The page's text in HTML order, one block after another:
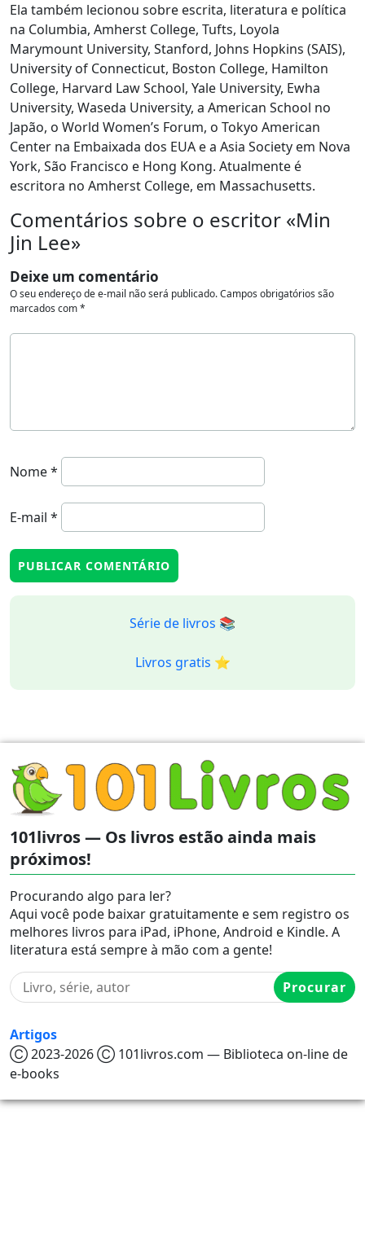
Ela também lecionou sobre escrita, literatura e política
na Columbia, Amherst College, Tufts, Loyola
Marymount University, Stanford, Johns Hopkins (SAIS),
University of Connecticut, Boston College, Hamilton
College, Harvard Law School, Yale University, Ewha
University, Waseda University, a American School no
Japão, o World Women’s Forum, o Tokyo American
Center na Embaixada dos EUA e a Asia Society em Nova
York, São Francisco e Hong Kong. Atualmente é
escritora no Amherst College, em Massachusetts.
Comentários sobre o escritor «Min
Jin Lee»
Deixe um comentário
O seu endereço de e-mail não será publicado.Campos obrigatórios são
marcados com*
Nome*
E-mail *
Série de livros 📚
Livros gratis ⭐️
101livros — Os livros estão ainda mais
próximos!
Procurando algo para ler?
Aqui você pode baixar gratuitamente e sem registro os
melhores livros para iPad, iPhone, Android e Kindle. A
literatura está sempre à mão com a gente!
Procurar
Artigos
Ⓒ 2023-2026 Ⓒ 101livros.com — Biblioteca on-line de
e-books